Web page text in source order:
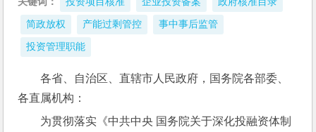
简政放权 产能过剩管控 事中事后监管
投资管理职能
各省、自治区、直辖市人民政府，国务院各部委、
各直属机构：
为贯彻落实《中共中央 国务院关于深化投融资体制